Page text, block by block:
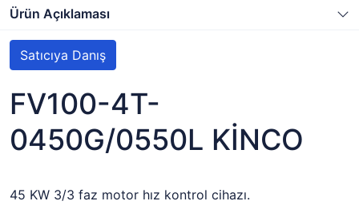
Ürün Açıklaması
Satıcıya Danış
FV100-4T-
0450G/0550L KİNCO
45 KW 3/3 faz motor hız kontrol cihazı.